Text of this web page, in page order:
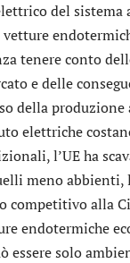
del
tenere conto
e delle
della
elettriche
l’UE ha
meno abbienti,
competitivo alla
endotermiche
essere solo